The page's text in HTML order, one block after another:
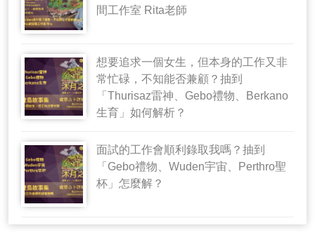
間工作室 Rita老師
想要追求一個女生，但本身的工作又非
常忙碌，不知能否兼顧？抽到
「Thurisaz雷神、Gebo禮物、Berkano
生育」如何解析？
面試的工作會順利錄取我嗎？抽到
「Gebo禮物、Wuden宇宙、Perthro聖
杯」怎麼解？